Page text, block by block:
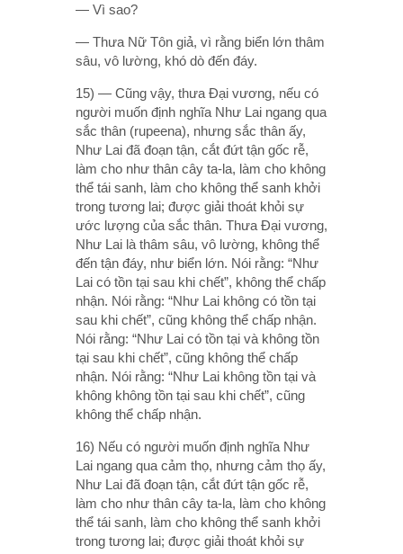
— Vì sao?
— Thưa Nữ Tôn giả, vì rằng biển lớn thâm
sâu, vô lường, khó dò đến đáy.
15) — Cũng vậy, thưa Ðại vương, nếu có
người muốn định nghĩa Như Lai ngang qua
sắc thân (rupeena), nhưng sắc thân ấy,
Như Lai đã đoạn tận, cắt đứt tận gốc rễ,
làm cho như thân cây ta-la, làm cho không
thể tái sanh, làm cho không thể sanh khởi
trong tương lai; được giải thoát khỏi sự
ước lượng của sắc thân. Thưa Ðại vương,
Như Lai là thâm sâu, vô lường, không thể
đến tận đáy, như biển lớn. Nói rằng: “Như
Lai có tồn tại sau khi chết”, không thể chấp
nhận. Nói rằng: “Như Lai không có tồn tại
sau khi chết”, cũng không thể chấp nhận.
Nói rằng: “Như Lai có tồn tại và không tồn
tại sau khi chết”, cũng không thể chấp
nhận. Nói rằng: “Như Lai không tồn tại và
không không tồn tại sau khi chết”, cũng
không thể chấp nhận.
16) Nếu có người muốn định nghĩa Như
Lai ngang qua cảm thọ, nhưng cảm thọ ấy,
Như Lai đã đoạn tận, cắt đứt tận gốc rễ,
làm cho như thân cây ta-la, làm cho không
thể tái sanh, làm cho không thể sanh khởi
trong tương lai; được giải thoát khỏi sự